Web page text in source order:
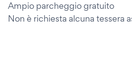
Ampio parcheggio gratuito
Non è richiesta alcuna tessera